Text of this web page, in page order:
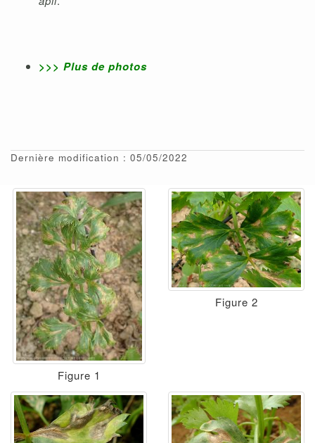
>>> Plus de photos
Dernière modification : 05/05/2022
Figure 1
Figure 2